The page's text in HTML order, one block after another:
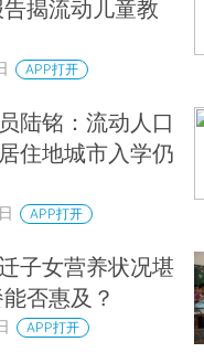
揭流动儿童教
APP打开
陆铭：流动人口
住地城市入学仍
APP打开
子女营养状况堪
否惠及？
APP打开